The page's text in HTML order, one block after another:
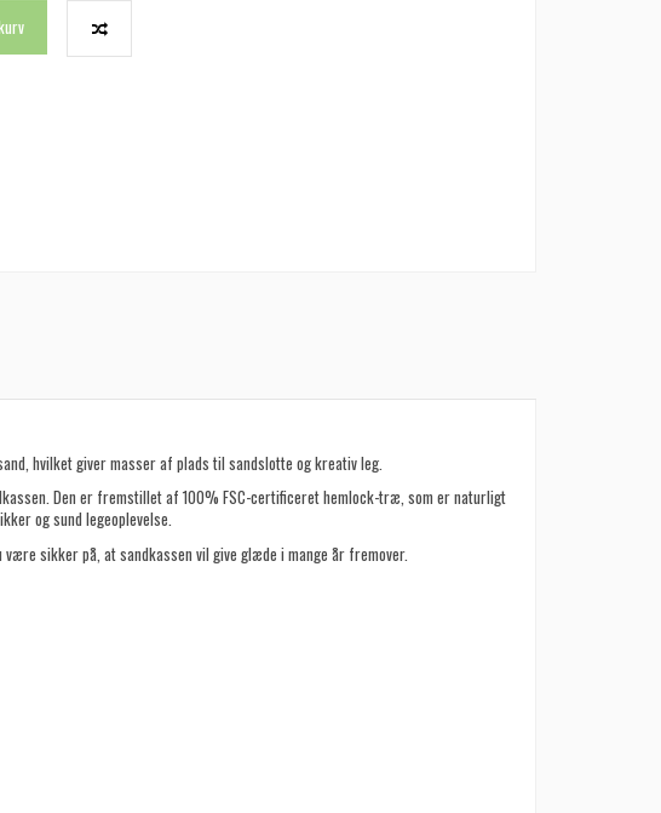
hvilket giver masser af plads til sandslotte og kreativ leg.
Den er fremstillet af 100% FSC-certificeret hemlock-træ, som er naturligt
og sund legeoplevelse.
sikker på, at sandkassen vil give glæde i mange år fremover.